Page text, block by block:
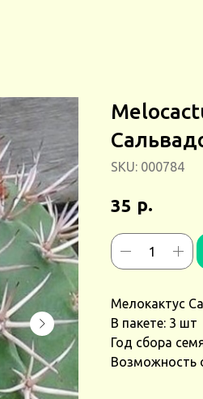
SKU: 000784
35 р.
Мелокактус
В пакете: 3 шт
Год сбора
Возможность